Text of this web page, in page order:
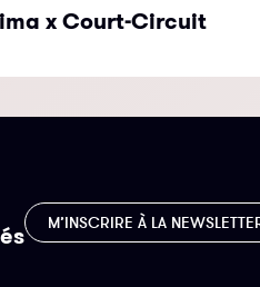
x Court-Circuit
M’INSCRIRE À LA